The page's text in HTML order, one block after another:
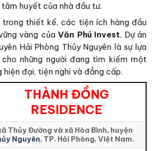
huyết của nhà đầu tư.
thiết kế, các tiện ích hàng đầu
vàng củaVăn Phú Invest, Dự án
Hải Phòng Thủy Nguyên là sự lựa
những người đang tìm kiếm một
hiện đại, tiện nghi và đẳng cấp.
THÀNH ĐỒNG
RESIDENCE
Thủy Đường và xã Hòa Bình, huyện
Nguyên, TP. Hải Phòng, Việt Nam.